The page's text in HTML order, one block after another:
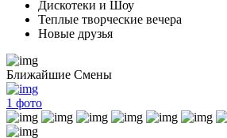
Дискотеки и Шоу
Теплые творческие вечера
Новые друзья
Ближайшие Смены
1 фото